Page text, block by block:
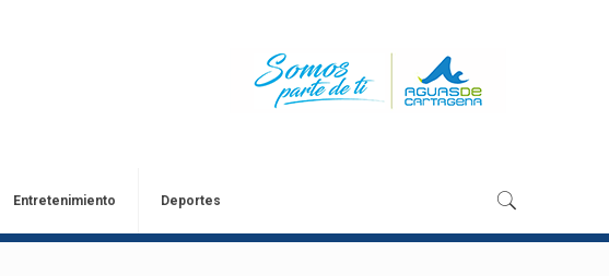
Entretenimiento Deportes